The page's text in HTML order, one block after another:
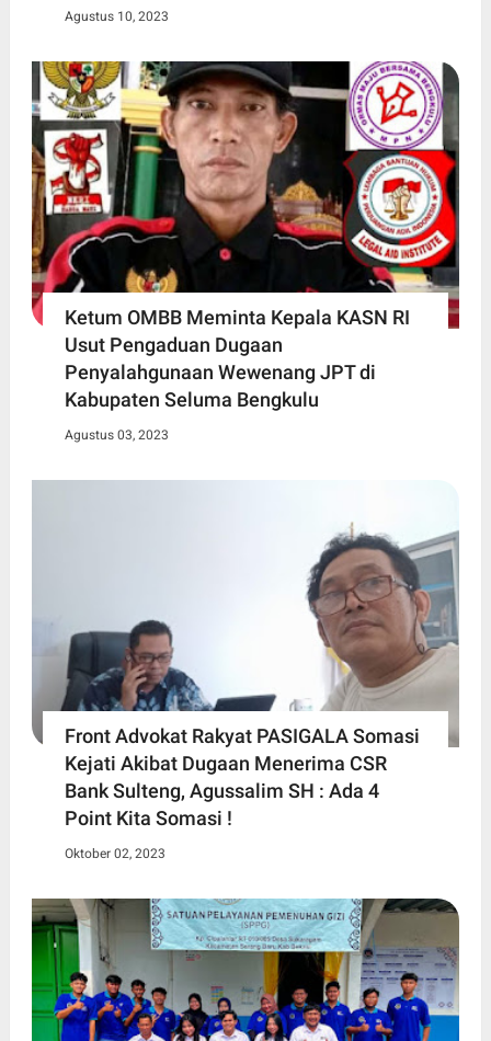
Agustus 10, 2023
Ketum OMBB Meminta Kepala KASN RI
Usut Pengaduan Dugaan
Penyalahgunaan Wewenang JPT di
Kabupaten Seluma Bengkulu
Agustus 03, 2023
Front Advokat Rakyat PASIGALA Somasi
Kejati Akibat Dugaan Menerima CSR
Bank Sulteng, Agussalim SH : Ada 4
Point Kita Somasi !
Oktober 02, 2023